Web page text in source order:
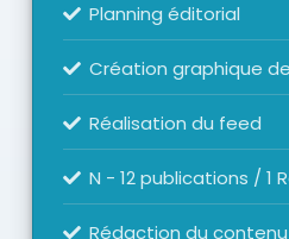
Planning éditorial
Création graphique
Réalisation du feed
N - 12 publications / 1
Rédaction du contenu